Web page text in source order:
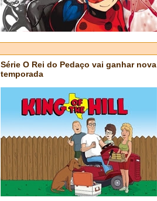
Série O Rei do Pedaço vai ganhar nova
temporada